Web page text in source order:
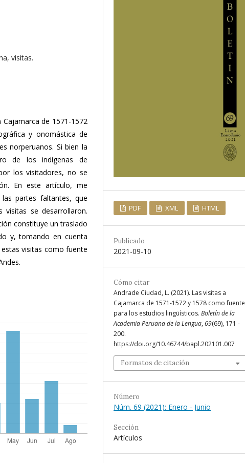
visitas.
de 1571-1572
y onomástica de
norperuanos. Si bien la
de los indígenas de
los visitadores, no se
En este artículo, me
partes faltantes, que
se desarrollaron.
constituye un traslado
y, tomando en cuenta
visitas como fuente
PDF XML HTML
Publicado
2021-09-10
Cómo citar
Andrade Ciudad, L. (2021). Las visitas a
Cajamarca de 1571-1572 y 1578 como fuente
para los estudios lingüísticos. Boletín de la
Academia Peruana de la Lengua, 69(69), 171 -
200.
https://doi.org/10.46744/bapl.202101.007
Formatos de citación
Número
Núm. 69 (2021): Enero - Junio
Sección
Artículos